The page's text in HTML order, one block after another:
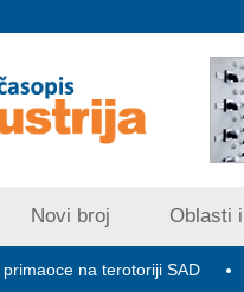
Novi broj Oblasti
terotoriji SAD ROSA i